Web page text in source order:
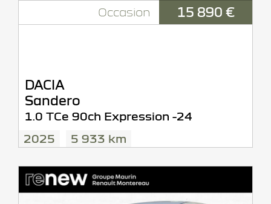
Occasion 15 890 €
DACIA
Sandero
1.0 TCe 90ch Expression -24
2025
5 933 km